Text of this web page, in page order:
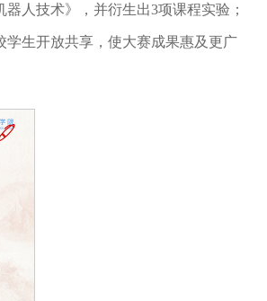
人技术》，并衍生出3项课程实验；
生开放共享，使大赛成果惠及更广